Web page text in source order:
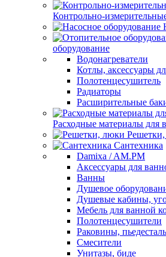
Контрольно-
оборудование
Водонагреватели
Котлы, аксессуары
Полотенцесушитель
Радиаторы
Расширительные
Расходные материалы для
Сантехника
Damixa / AM.PM
Аксессуары для
Ванны
Душевое
Душевые кабины,
Мебель для ванной
Полотенцесушители
Раковины,
Смесители
Унитазы, биде